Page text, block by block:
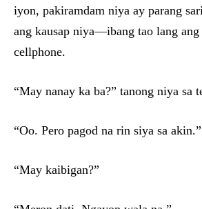
iyon, pakiramdam niya ay parang
ang kausap niya—ibang tao lang ang
cellphone.
“May nanay ka ba?” tanong niya sa
“Oo. Pero pagod na rin siya sa akin.”
“May kaibigan?”